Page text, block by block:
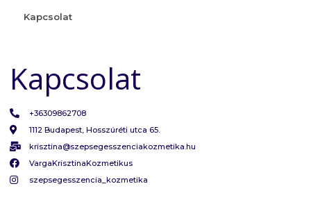
Kapcsolat
Kapcsolat
+36309862708
1112 Budapest, Hosszúréti utca 65.
krisztina@szepsegesszenciakozmetika.hu
VargaKrisztinaKozmetikus
szepsegesszencia_kozmetika